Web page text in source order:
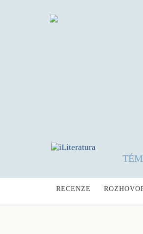
RECENZE